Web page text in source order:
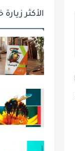
الأكثر